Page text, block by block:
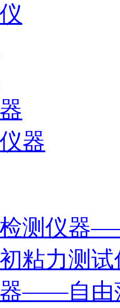
器
测仪器
粘力测
——自由